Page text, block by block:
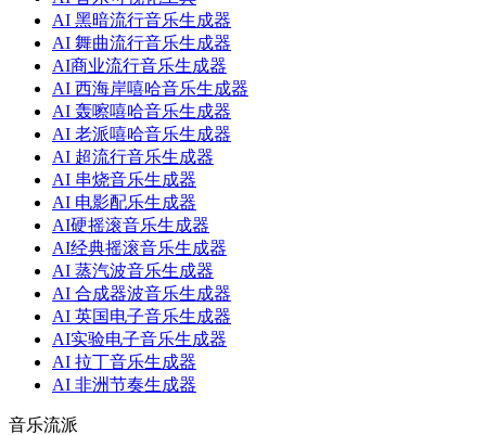
AI 黑暗流行音乐生成器
AI 舞曲流行音乐生成器
AI商业流行音乐生成器
AI 西海岸嘻哈音乐生成器
AI 轰嚓嘻哈音乐生成器
AI 老派嘻哈音乐生成器
AI 超流行音乐生成器
AI 串烧音乐生成器
AI 电影配乐生成器
AI硬摇滚音乐生成器
AI经典摇滚音乐生成器
AI 蒸汽波音乐生成器
AI 合成器波音乐生成器
AI 英国电子音乐生成器
AI实验电子音乐生成器
AI 拉丁音乐生成器
AI 非洲节奏生成器
音乐流派